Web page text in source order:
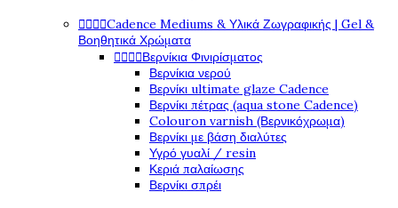
Cadence Mediums & Υλικά Ζωγραφικής | Gel &
Βοηθητικά Χρώματα
Βερνίκια Φινιρίσματος
Βερνίκια νερού
Βερνίκι ultimate glaze Cadence
Βερνίκι πέτρας (aqua stone Cadence)
Colouron varnish (Βερνικόχρωμα)
Βερνίκι με βάση διαλύτες
Υγρό γυαλί / resin
Κεριά παλαίωσης
Βερνίκι σπρέι